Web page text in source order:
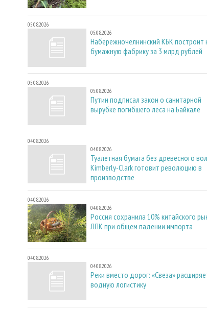
05.08.2026
05.08.2026
Набережночелнинский КБК построит
бумажную фабрику за 3 млрд рублей
05.08.2026
05.08.2026
Путин подписал закон о санитарной
вырубке погибшего леса на Байкале
04.08.2026
04.08.2026
Туалетная бумага без древесного
Kimberly-Clark готовит революцию в
производстве
04.08.2026
04.08.2026
Россия сохранила 10% китайского
ЛПК при общем падении импорта
04.08.2026
04.08.2026
Реки вместо дорог: «Свеза»
водную логистику